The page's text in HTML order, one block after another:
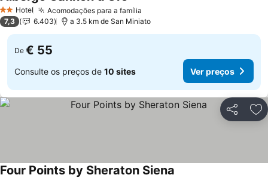
2 Estrelas
Hotel Acomodações para a família
7,3 6.403 a 3.5 km de San Miniato
De € 55
Consulte os preços de 10 sites Ver preços
Partilhar
Four Points by Sheraton Siena